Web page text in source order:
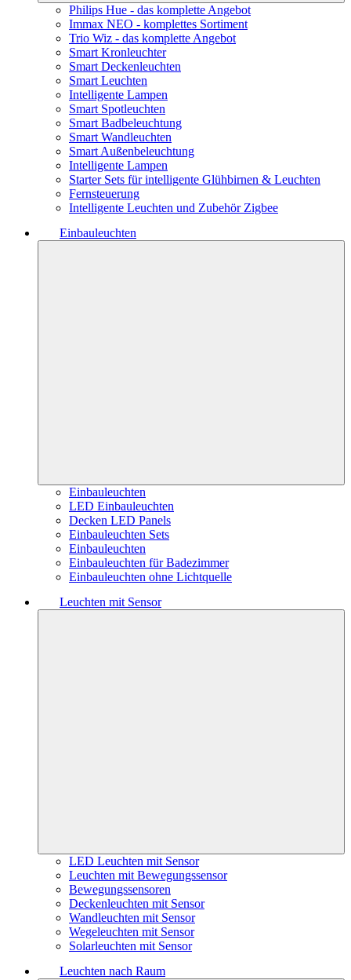
Philips Hue - das komplette Angebot
Immax NEO - komplettes Sortiment
Trio Wiz - das komplette Angebot
Smart Kronleuchter
Smart Deckenleuchten
Smart Leuchten
Intelligente Lampen
Smart Spotleuchten
Smart Badbeleuchtung
Smart Wandleuchten
Smart Außenbeleuchtung
Intelligente Lampen
Starter Sets für intelligente Glühbirnen & Leuchten
Fernsteuerung
Intelligente Leuchten und Zubehör Zigbee
Einbauleuchten
Einbauleuchten
LED Einbauleuchten
Decken LED Panels
Einbauleuchten Sets
Einbauleuchten
Einbauleuchten für Badezimmer
Einbauleuchten ohne Lichtquelle
Leuchten mit Sensor
LED Leuchten mit Sensor
Leuchten mit Bewegungssensor
Bewegungssensoren
Deckenleuchten mit Sensor
Wandleuchten mit Sensor
Wegeleuchten mit Sensor
Solarleuchten mit Sensor
Leuchten nach Raum